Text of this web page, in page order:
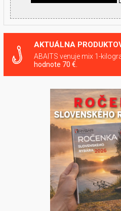
AKTUÁLNA
ABAITS venuje mix 1-
hodnote 70 €.